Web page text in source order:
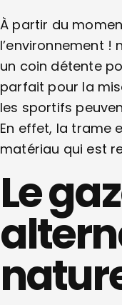
À partir du
l’environnement
un coin détente
parfait pour la
les sportifs
En effet, la trame
matériau qui est
Le